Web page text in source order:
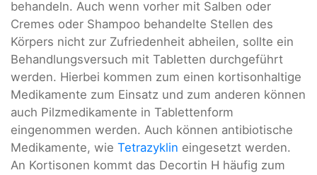
behandeln. Auch wenn vorher mit Salben oder
Cremes oder Shampoo behandelte Stellen des
Körpers nicht zur Zufriedenheit abheilen, sollte ein
Behandlungsversuch mit Tabletten durchgeführt
werden. Hierbei kommen zum einen kortisonhaltige
Medikamente zum Einsatz und zum anderen können
auch Pilzmedikamente in Tablettenform
eingenommen werden. Auch können antibiotische
Medikamente, wie Tetrazyklin eingesetzt werden.
An Kortisonen kommt das Decortin H häufig zum